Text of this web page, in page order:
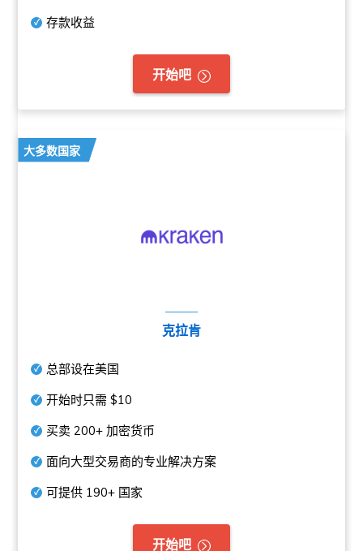
存款收益
开始吧
大多数国家
克拉肯
总部设在美国
开始时只需$10
买卖200+ 加密货币
面向大型交易商的专业解决方案
可提供 190+ 国家
开始吧